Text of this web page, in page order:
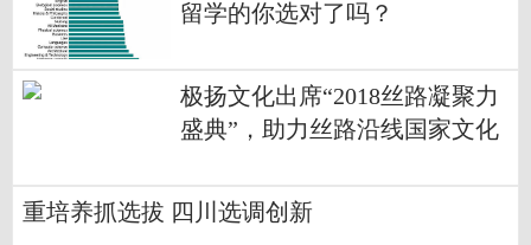
留学的你选对了吗？
极扬文化出席“2018丝路凝聚力
盛典”，助力丝路沿线国家文化
重培养抓选拔 四川选调创新